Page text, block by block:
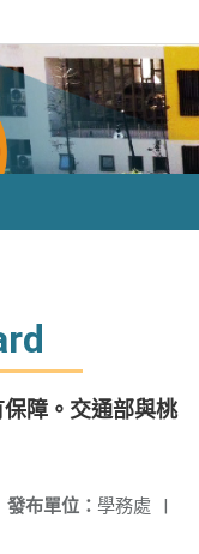
保障。交通部與桃
發布單位： 學務處 |